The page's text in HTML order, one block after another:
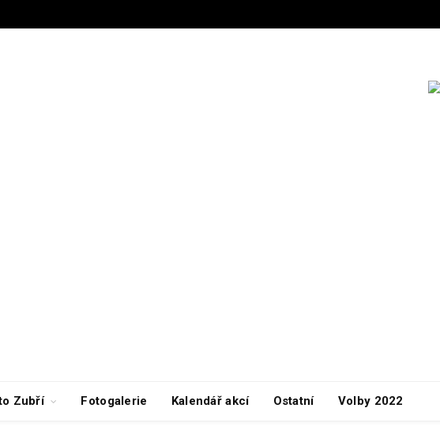
Zubří Fotogalerie Kalendář akcí Ostatní Volby 2022